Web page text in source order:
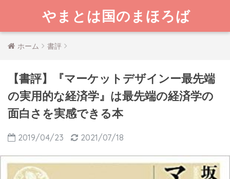
やまとは国のまほろば
ホーム 書評
【書評】『マーケットデザインー最先端
の実用的な経済学』は最先端の経済学の
面白さを実感できる本
2019/04/23 2021/07/18